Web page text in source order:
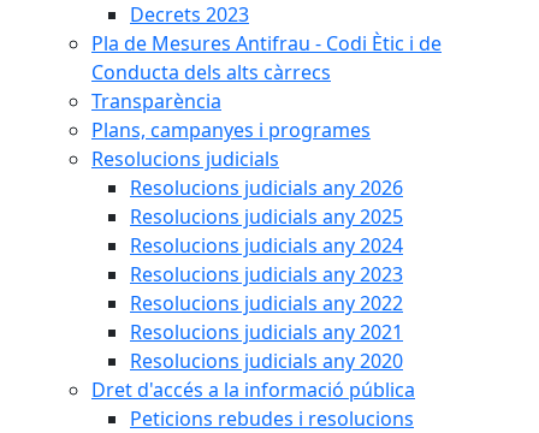
Decrets 2023
Pla de Mesures Antifrau - Codi Ètic i de
Conducta dels alts càrrecs
Transparència
Plans, campanyes i programes
Resolucions judicials
Resolucions judicials any 2026
Resolucions judicials any 2025
Resolucions judicials any 2024
Resolucions judicials any 2023
Resolucions judicials any 2022
Resolucions judicials any 2021
Resolucions judicials any 2020
Dret d'accés a la informació pública
Peticions rebudes i resolucions